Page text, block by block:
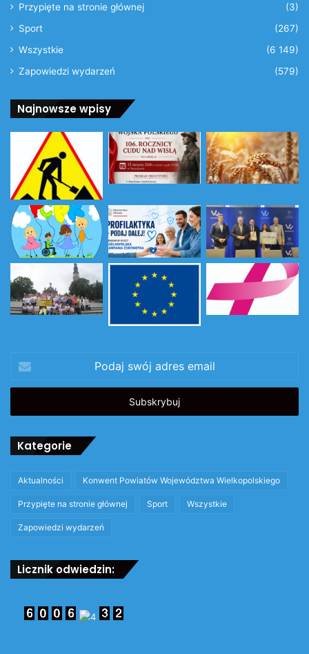
Przypięte na stronie głównej
(3)
Sport
(267)
Wszystkie
(6 149)
Zapowiedzi wydarzeń
(579)
Najnowsze wpisy
swój
adres
Kategorie
Aktualności Konwent Powiatów Województwa Wielkopolskiego
Przypięte na stronie głównej Sport Wszystkie
Zapowiedzi wydarzeń
Licznik odwiedzin: